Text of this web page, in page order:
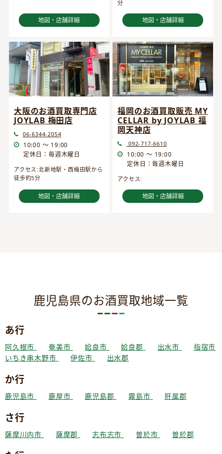
地図・店舗詳細
分
地図・店舗詳細
大阪のお酒買取専門店
JOYLAB 梅田店
06-6344-2054
10:00 ～ 19:00
定休日：毎週木曜日
アクセス:北新地駅・西梅田駅から
徒歩約5分
地図・店舗詳細
福岡のお酒買取販売 MY
CELLAR by JOYLAB 福
岡天神店
092-717-6610
10:00 ～ 19:00
定休日：毎週木曜日
アクセス:
地図・店舗詳細
鹿児島県のお酒買取地域一覧
あ行
阿久根市 奄美市 姶良市 姶良郡 出水市
指宿市
いちき串木野市
伊佐市 出水郡
か行
鹿児島市 鹿屋市 鹿児島郡 霧島市 肝属郡
さ行
薩摩川内市 薩摩郡 志布志市 曽於市 曽於郡